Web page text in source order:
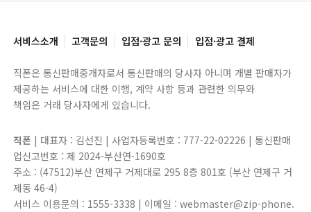
서비스소개 고객문의 입점·광고 문의 입점·광고 결제
직폰은 통신판매중개자로서 통신판매의 당사자 아니며 개별 판매자가
제공하는 서비스에 대한 이행, 계약 사항 등과 관련한 의무와
책임은 거래 당사자에게 있습니다.
직폰 | 대표자 : 김선진 | 사업자등록번호 : 777-22-02226 | 통신판매
업신고번호 : 제 2024-부산연-1690호
주소 : (47512)부산 연제구 거제대로 295 8층 801호 (부산 연제구 거
제동 46-4)
서비스 이용문의 : 1555-3338 | 이메일 : webmaster@zip-phone.